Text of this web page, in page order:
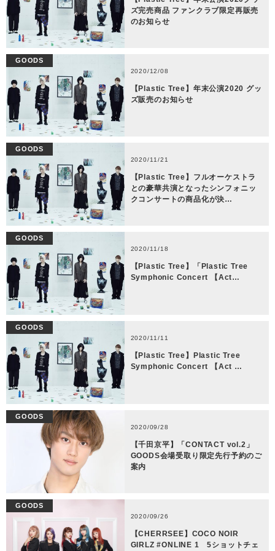
ズ完売商品 ファンクラブ限定再販売
のお知らせ
GOODS
2020/12/08
【Plastic Tree】年末公演2020 グッ
ズ販売のお知らせ
GOODS
2020/11/21
【Plastic Tree】フルオーケストラ
との豪華共演となったシンフォニッ
クコンサートの商品化が決…
GOODS
2020/11/18
【Plastic Tree】「Plastic Tree
Symphonic Concert 【Act…
GOODS
2020/11/11
【Plastic Tree】Plastic Tree
Symphonic Concert 【Act …
GOODS
2020/09/28
【千田京平】「CONTACT vol.2」
GOODS会場受取り限定先行予約のご
案内
GOODS
2020/09/26
【CHERRSEE】COCO NOIR
GIRLZ #ONLINE 1 5ショットチェ